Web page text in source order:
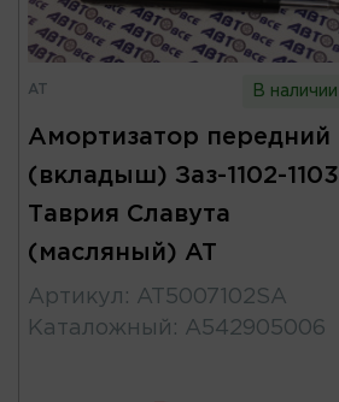
AT В наличии
Амортизатор передний
(вкладыш) Заз-1102-1103
Таврия Славута
(масляный) AT
Артикул : AT5007102SA
Каталожный : А542905006